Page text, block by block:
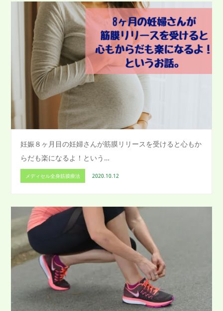
妊娠８ヶ月目の妊婦さんが筋膜リリースを受けると心もか
らだも楽になるよ！という…
メディセル全身筋膜療法 2020.10.12